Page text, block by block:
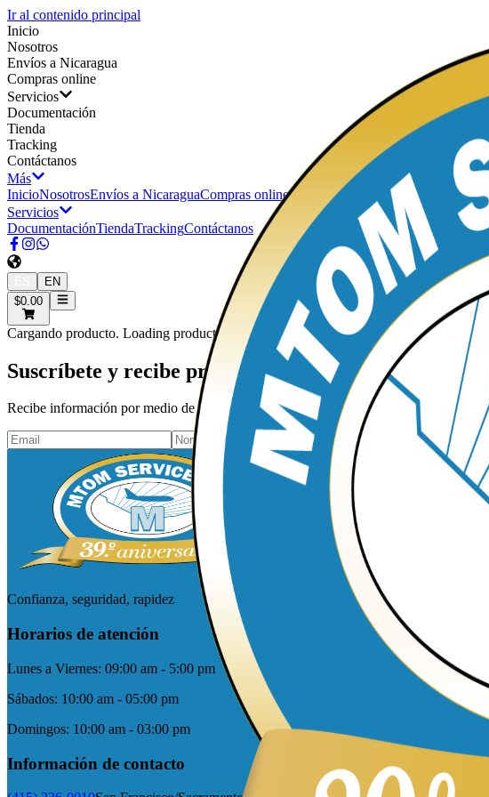
Ir al contenido principal
Inicio
Nosotros
Envíos a Nicaragua
Compras online
Servicios
Documentación
Tienda
Tracking
Contáctanos
Más
InicioNosotrosEnvíos a NicaraguaCompras online
Servicios
DocumentaciónTiendaTrackingContáctanos
EN
$0.00
Cargando producto. Loading product.
Suscríbete y recibe promociones
Recibe información por medio de tu correo electrónico y mantente al tanto de las
Confianza, seguridad, rapidez
Horarios de atención
Lunes a Viernes: 09:00 am - 5:00 pm
Sábados: 10:00 am - 05:00 pm
Domingos: 10:00 am - 03:00 pm
Información de contacto